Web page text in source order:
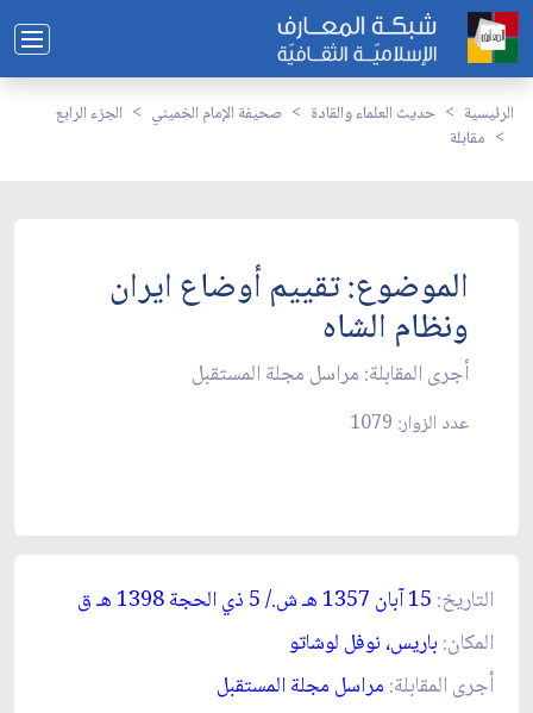
الرئيسية حديث العلماء والقادة صحيفة الإمام الخميني
الجزء الرابع
مقابلة
الموضوع: تقييم أوضاع ايران
ونظام الشاه‏
أجرى المقابلة: مراسل مجلة المستقبل‏
عدد الزوار: 1079
التاريخ:
المكان: باريس، نوفل لوشاتو
أجرى المقابلة: مراسل مجلة المستقبل‏